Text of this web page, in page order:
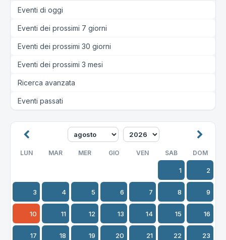
Eventi di oggi
Eventi dei prossimi 7 giorni
Eventi dei prossimi 30 giorni
Eventi dei prossimi 3 mesi
Ricerca avanzata
Eventi passati
LUN MAR MER GIO VEN SAB DOM
1 2
3 4 5 6 7 8 9
10 11 12 13 14 15 16
17 18 19 20 21 22 23